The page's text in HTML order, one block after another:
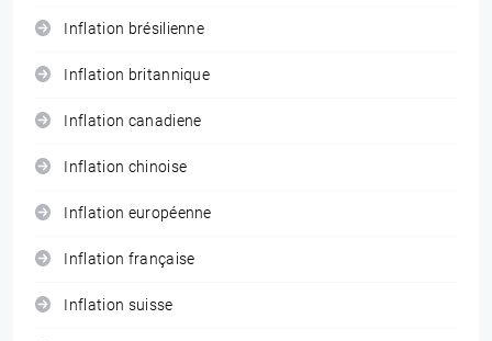
Inflation brésilienne
Inflation britannique
Inflation canadiene
Inflation chinoise
Inflation européenne
Inflation française
Inflation suisse